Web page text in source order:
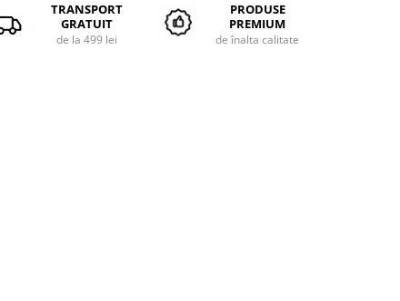
TRANSPORT
GRATUIT
de la 499 lei
PRODUSE
PREMIUM
de înalta calitate